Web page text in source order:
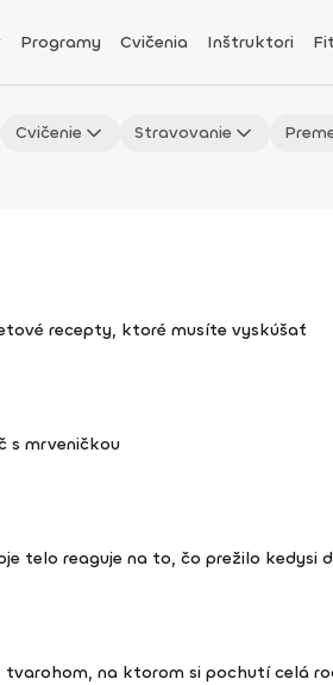
Programy Cvičenia Inštruktori
Cvičenie Stravovanie
recepty, ktoré musíte vyskúšať
s mrveničkou
telo reaguje na to, čo prežilo kedysi
na ktorom si pochutí celá